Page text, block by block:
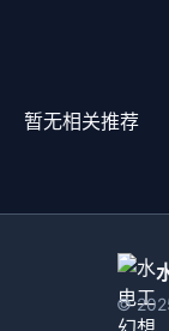
暂无相关推荐
©